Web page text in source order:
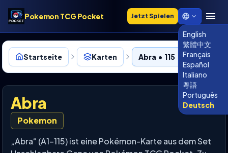
Pokemon TCG Pocket Jetzt Spielen
English
繁體中文
Français
Español
Italiano
粵語
Português
Deutsch
Startseite Karten Abra • 115
Abra
Pokemon
„Abra“ (A1-115) ist eine Pokémon-Karte aus dem Set